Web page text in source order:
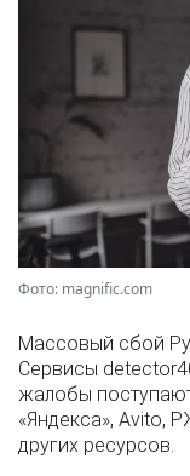
Фото: magnific.com
Массовый сбой
Сервисы
жалобы
«Яндекса», Avito,
других ресурсов.